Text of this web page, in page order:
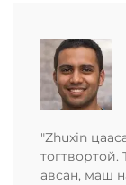
"Zhuxin
тогтвортой.
авсан, маш